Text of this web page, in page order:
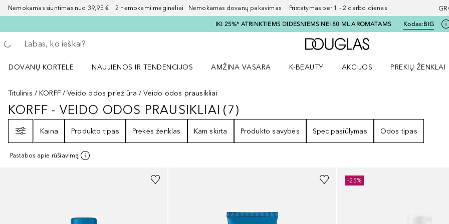
Nemokamas siuntimas nuo 39,95 € 2 nemokami mėginėliai Nemokamas dovanų pakavimas Pristatymas per 1 - 2 darbo dienas
IKI 25%* ATRINKTIEMS DIDESNIEMS NEI 80 ML AROMATAMS Kodas:BIG
Grįžk atgal
Vykdykite paiešką
Į Douglas pagrindinį
DOVANŲ KORTELĖ
NAUJIENOS IR TENDENCIJOS
AMŽINA VASARA
K-BEAUTY
AKCIJOS
PREKIŲ ŽENKLAI
Titulinis
KORFF Veido odos priežiūra Veido odos prausikliai
KORFF - VEIDO ODOS PRAUSIKLIAI7
KORFF - VEIDO ODOS PRAUSIKLIAI (7)
Kaina
Produkto tipas Prekės ženklas Kam skirta Produkto savybės Spec.pasiūlymas Odos tipas
Pastabos apie rūšiavimą
-25%